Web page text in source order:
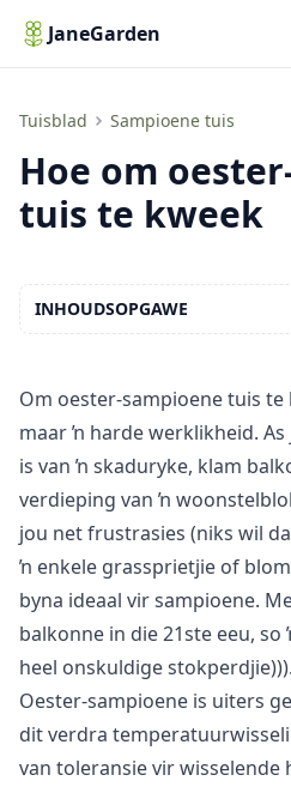
JaneGarden
Tuisblad Sampioene tuis
Hoe om oester-sampioene tuis te kweek
Hoe om
tuis te kweek
Om oester-sampioene tuis
maar ŉ harde werklikheid. As
is van ŉ skaduryke, klam
verdieping van ŉ
jou net frustrasies (niks wil
ŉ enkele grassprietjie of
byna ideaal vir sampioene.
balkonne in die 21ste eeu,
heel onskuldige stokperdjie))).
Oester-sampioene is uiters
dit verdra
van toleransie vir wisselende
INHOUDSOPGAWE